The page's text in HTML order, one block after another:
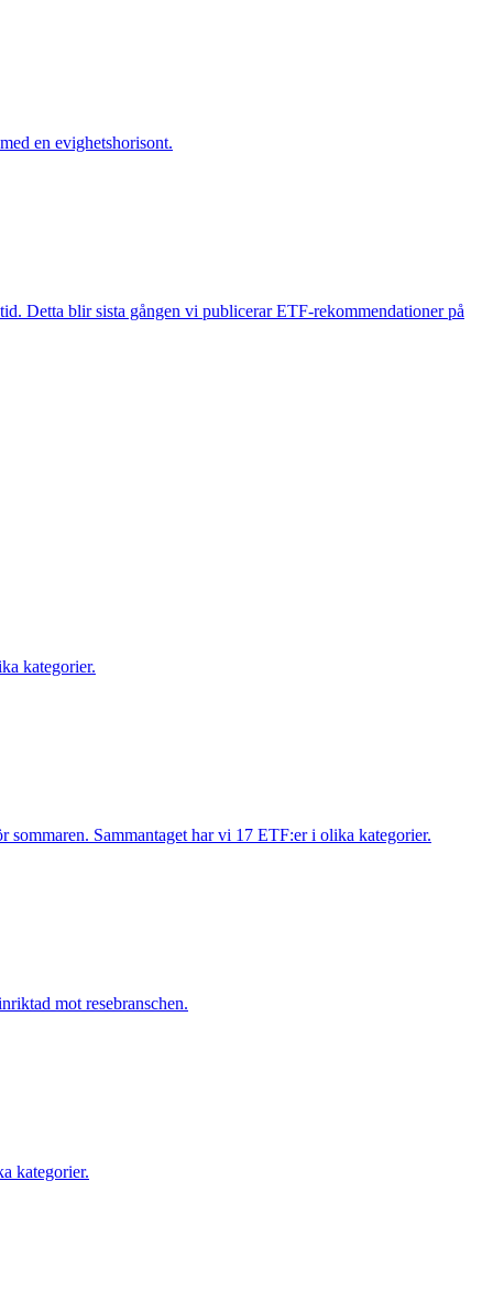
en evighetshorisont.
Detta blir sista gången vi publicerar ETF-rekommendationer på
kategorier.
Sammantaget har vi 17 ETF:er i olika kategorier.
mot resebranschen.
kategorier.